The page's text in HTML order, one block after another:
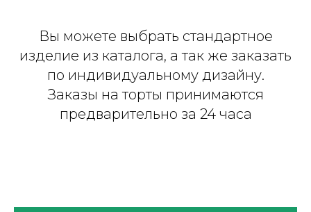
Вы можете выбрать стандартное
изделие из каталога, а так же заказать
по индивидуальному дизайну.
Заказы на торты принимаются
предварительно за 24 часа